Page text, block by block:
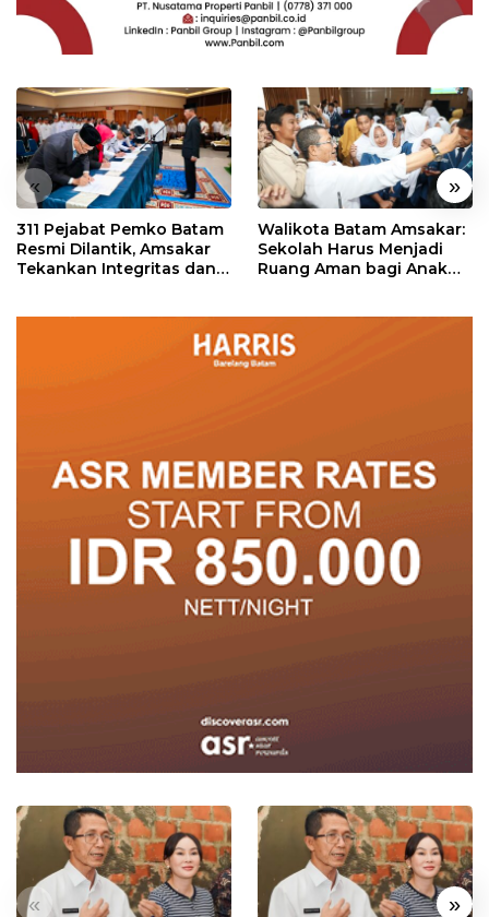
« »
311 Pejabat Pemko Batam
Resmi Dilantik, Amsakar
Tekankan Integritas dan
Walikota Batam Amsakar:
Sekolah Harus Menjadi
Ruang Aman bagi Anak
« »